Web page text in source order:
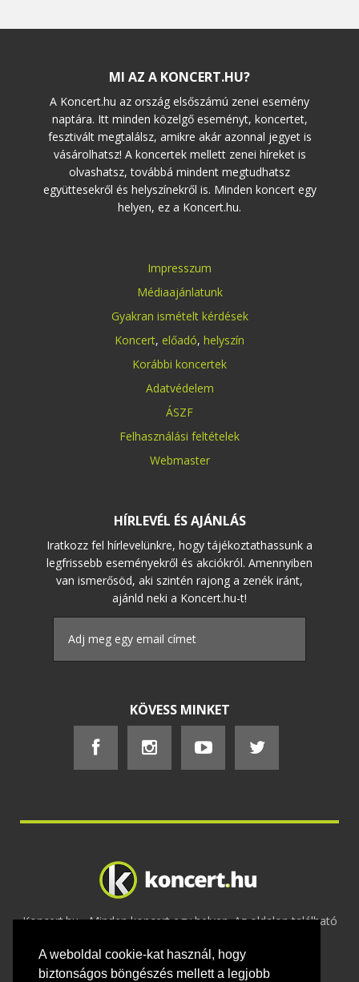
A weboldal cookie-kat használ, hogy
biztonságos böngészés mellett a legjobb
MI AZ A KONCERT.HU?
A Koncert.hu az ország elsőszámú zenei esemény
naptára. Itt minden közelgő eseményt, koncertet,
fesztivált megtalálsz, amikre akár azonnal jegyet is
vásárolhatsz! A koncertek mellett zenei híreket is
olvashatsz, továbbá mindent megtudhatsz
együttesekről és helyszínekről is. Minden koncert egy
helyen, ez a Koncert.hu.
Impresszum
Médiaajánlatunk
Gyakran ismételt kérdések
Koncert, előadó, helyszín
Korábbi koncertek
Adatvédelem
ÁSZF
Felhasználási feltételek
Webmaster
HÍRLEVÉL ÉS AJÁNLÁS
Iratkozz fel hírlevelünkre, hogy tájékoztathassunk a
legfrissebb eseményekről és akciókról. Amennyiben
van ismerősöd, aki szintén rajong a zenék iránt,
ajánld neki a Koncert.hu-t!
KÖVESS MINKET
Koncert.hu - Minden koncert egy helyen. Az oldalon található
2020 Adatvédelem-ÁSZF-Felhasználási
feltételek-Webmaster- Kapcsolat és üzenet küldés